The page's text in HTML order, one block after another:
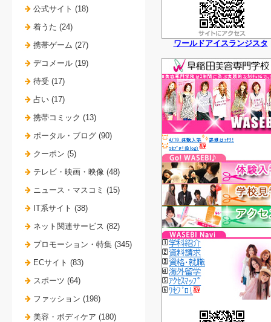
ワールドアイスランジスタ
公式サイト (18)
着うた (24)
携帯ゲーム (27)
デコメール (19)
待受 (17)
占い (17)
携帯コミック (13)
ポータル・ブログ (90)
クーポン (5)
テレビ・映画・映像 (48)
ニュース・マスコミ (15)
IT系サイト (38)
ネット関連サービス (82)
プロモーション・特集 (345)
ECサイト (83)
スポーツ (64)
ファッション (198)
美容・ボディケア (180)